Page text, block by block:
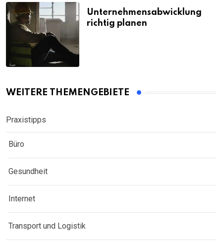
Unternehmensabwicklung
richtig planen
WEITERE THEMENGEBIETE
Praxistipps
Büro
Gesundheit
Internet
Transport und Logistik